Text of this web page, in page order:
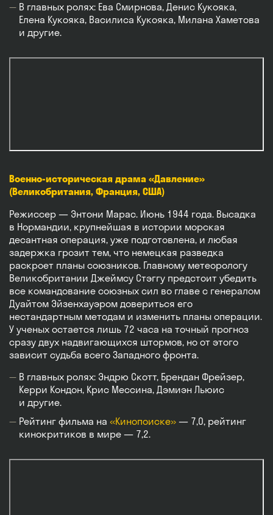
В главных ролях: Ева Смирнова, Денис Кукояка,
Елена Кукояка, Василиса Кукояка, Милана Хаметова
и другие.
Военно-историческая драма «Давление»
(Великобритания, Франция, США)
Режиссер — Энтони Марас. Июнь 1944 года. Высадка
в Нормандии, крупнейшая в истории морская
десантная операция, уже подготовлена, и любая
задержка грозит тем, что немецкая разведка
раскроет планы союзников. Главному метеорологу
Великобритании Джеймсу Стэггу предстоит убедить
все командование союзных сил во главе с генералом
Дуайтом Эйзенхауэром довериться его
нестандартным методам и изменить планы операции.
У ученых остается лишь 72 часа на точный прогноз
сразу двух надвигающихся штормов, но от этого
зависит судьба всего Западного фронта.
В главных ролях: Эндрю Скотт, Брендан Фрейзер,
Керри Кондон, Крис Мессина, Дэмиэн Льюис
и другие.
Рейтинг фильма на «Кинопоиске» — 7,0, рейтинг
кинокритиков в мире — 7,2.